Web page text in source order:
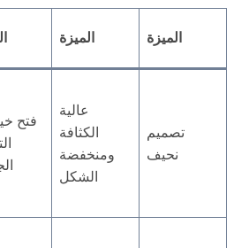
الميزة الميزة
تصميم
نحيف
عالية
الكثافة
ومنخفضة
الشكل
فتح